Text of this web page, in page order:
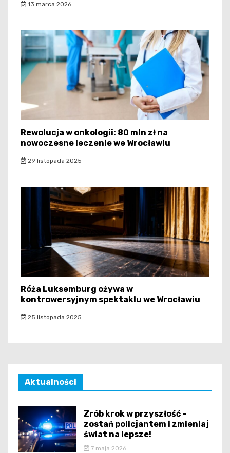
13 marca 2026
Rewolucja w onkologii: 80 mln zł na
nowoczesne leczenie we Wrocławiu
29 listopada 2025
Róża Luksemburg ożywa w
kontrowersyjnym spektaklu we Wrocławiu
25 listopada 2025
Aktualności
Zrób krok w przyszłość –
zostań policjantem i zmieniaj
świat na lepsze!
7 maja 2026